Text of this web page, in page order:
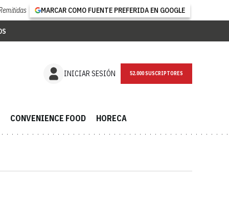
MARCAR COMO FUENTE PREFERIDA EN GOOGLE
INICIAR SESIÓN NEWSLETTER
CONVENIENCE FOOD HORECA